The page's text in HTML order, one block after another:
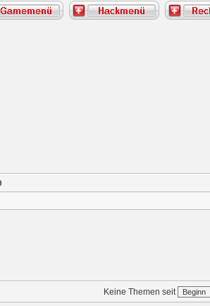
Keine Themen seit